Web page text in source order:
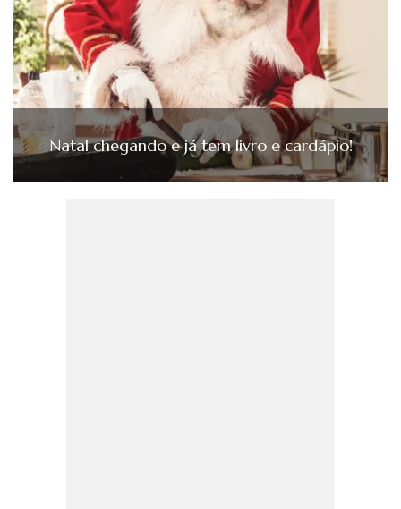
Natal chegando e já tem livro e cardápio!